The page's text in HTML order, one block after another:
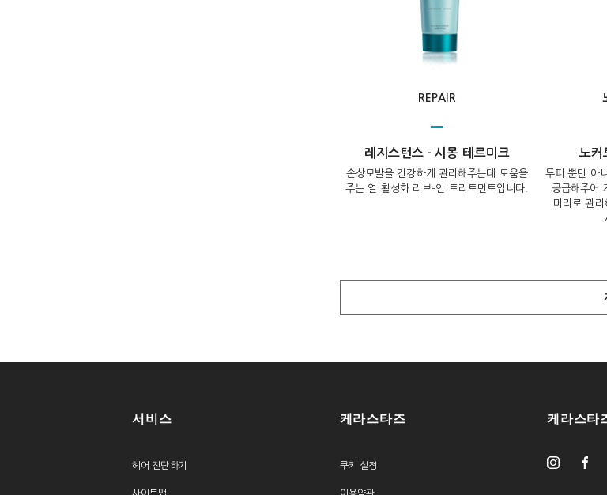
REPAIR
레지스턴스 - 시몽 테르미크
손상모발을 건강하게 관리해주는데 도움을
주는 열 활성화 리브-인 트리트먼트입니다.
노커
두피 뿐만 아
공급해주어
머리로 관리
서비스
헤어 진단하기
케라스타즈
쿠키 설정
케라스타